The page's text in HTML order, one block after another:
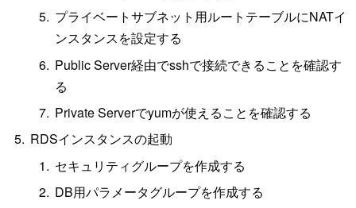
プライベートサブネット用ルートテーブルにNATイ
ンスタンスを設定する
Public Server経由でsshで接続できることを確認す
る
Private Serverでyumが使えることを確認する
RDSインスタンスの起動
セキュリティグループを作成する
DB用パラメータグループを作成する